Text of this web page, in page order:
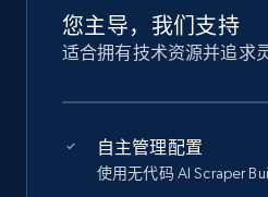
您主导，我们支持
适合拥有技术资源并追求
自主管理配置
使用无代码 AI Scraper